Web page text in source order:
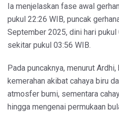
Ia menjelaskan fase awal
pukul 22:26 WIB, puncak
September 2025, dini hari pukul
sekitar pukul 03:56 WIB.
Pada puncaknya, menurut
kemerahan akibat cahaya biru
atmosfer bumi, sementara
hingga mengenai permukaan